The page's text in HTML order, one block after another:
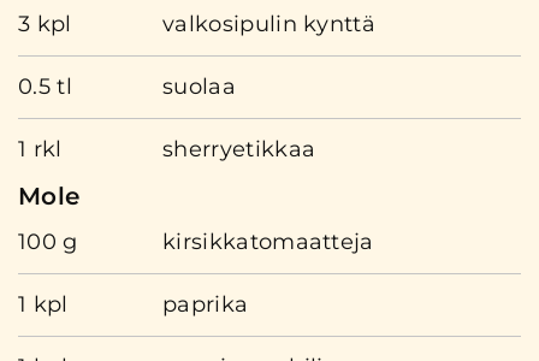
3 kpl valkosipulin kynttä
0.5 tl suolaa
1 rkl sherryetikkaa
Mole
100 g kirsikkatomaatteja
1 kpl paprika